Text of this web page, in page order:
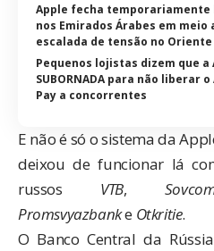
Apple fecha temporariamente
nos Emirados Árabes em meio
escalada de tensão no Oriente
Pequenos lojistas dizem que a
SUBORNADA para não liberar o
Pay a concorrentes
E não é só o sistema da
deixou de funcionar lá
russos VTB,
Promsvyazbanke Otkritie.
O Banco Central da